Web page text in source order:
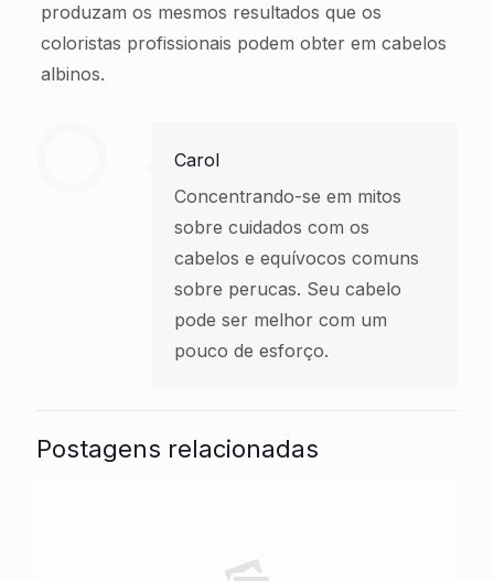
produzam os mesmos resultados que os
coloristas profissionais podem obter em cabelos
albinos.
Carol
Concentrando-se em mitos
sobre cuidados com os
cabelos e equívocos comuns
sobre perucas. Seu cabelo
pode ser melhor com um
pouco de esforço.
Postagens relacionadas